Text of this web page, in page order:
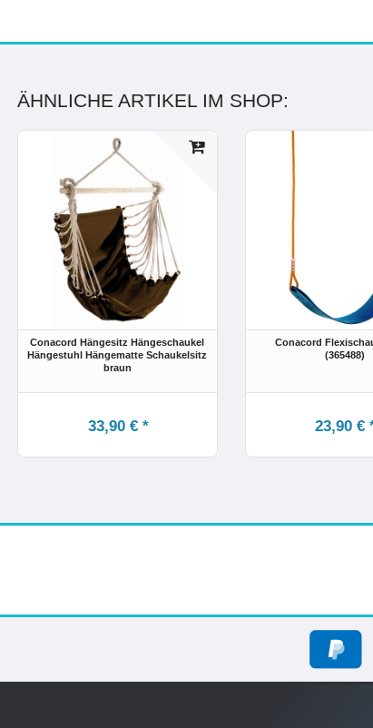
ÄHNLICHE ARTIKEL IM SHOP:
Conacord Hängesitz Hängeschaukel
Hängestuhl Hängematte Schaukelsitz
braun
33,90 € *
Conacord
(365488)
23,90 €